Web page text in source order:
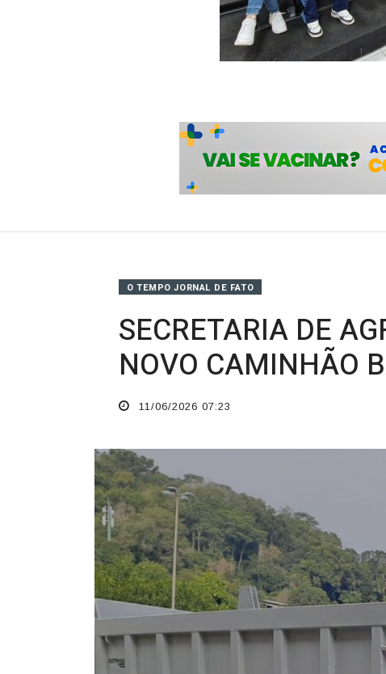
O TEMPO JORNAL DE FATO
SECRETARIA DE
NOVO CAMINHÃO
11/06/2026 07:23